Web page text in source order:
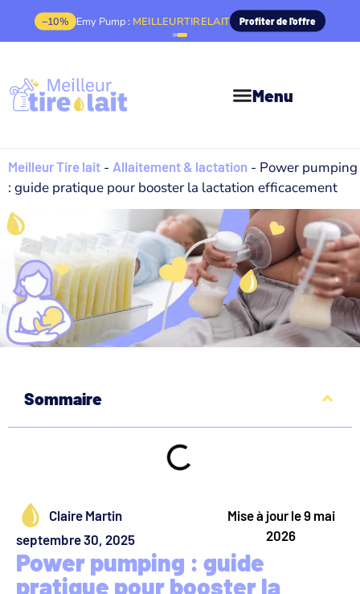
−10% Emy Pump : MEILLEURTIRELAIT Profiter de l'offre
Menu
Meilleur Tire lait - Allaitement & lactation - Power pumping
: guide pratique pour booster la lactation efficacement
Sommaire
Claire Martin
septembre 30, 2025
Mise à jour le 9 mai
2026
Power pumping : guide
pratique pour booster la